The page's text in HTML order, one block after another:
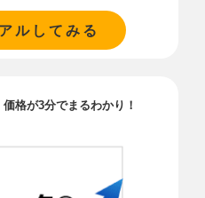
ルしてみる
格が3分でまるわかり！